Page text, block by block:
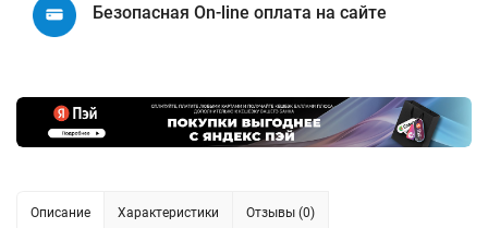
Безопасная On-line оплата на сайте
Описание Характеристики Отзывы (0)